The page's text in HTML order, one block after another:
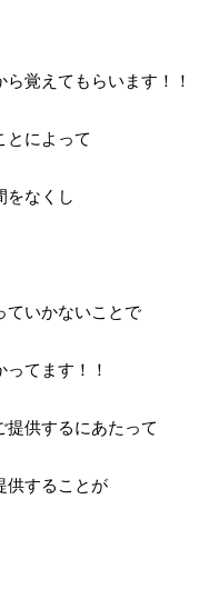
ら覚えてもらいます！！
とによって
をなくし
ていかないことで
てます！！
提供するにあたって
供することが